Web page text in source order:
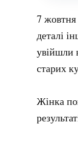
7 жовтня
деталі
увійшли
старих
Жінка